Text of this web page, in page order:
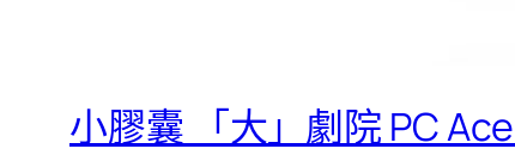
小膠囊 「大」劇院 PC